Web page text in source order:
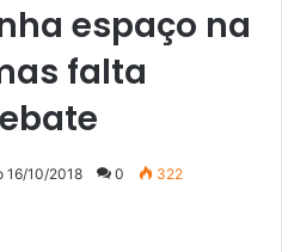
espaço na
falta
16/10/2018 0 322